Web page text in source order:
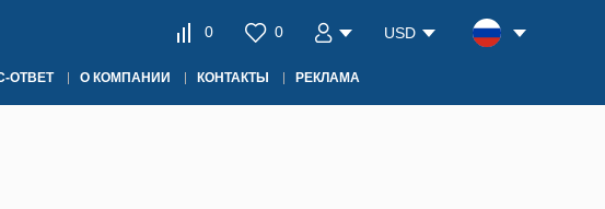
0 0 USD
ОТВЕТ О КОМПАНИИ КОНТАКТЫ РЕКЛАМА